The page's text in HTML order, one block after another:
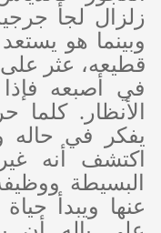
زلزال لجأ
وبينما هو
قطيعه، عثر
في أصبعه
الأنظار.
يفكر في حاله
اكتشف أنه
البسيطة
عنها ويبدأ